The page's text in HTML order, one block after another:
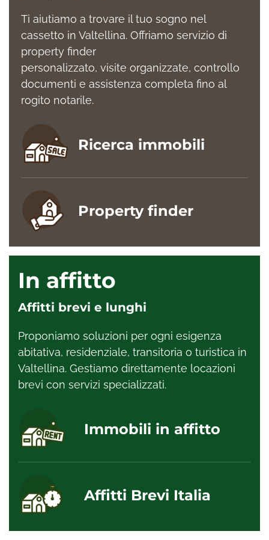
Ti aiutiamo a trovare il tuo sogno nel
cassetto in Valtellina. Offriamo servizio di
property finder
personalizzato, visite organizzate, controllo
documenti e assistenza completa fino al
rogito notarile.
Ricerca immobili
Property finder
In affitto
Affitti brevi e lunghi
Proponiamo soluzioni per ogni esigenza
abitativa, residenziale, transitoria o turistica in
Valtellina. Gestiamo direttamente locazioni
brevi con servizi specializzati.
Immobili in affitto
Affitti Brevi Italia